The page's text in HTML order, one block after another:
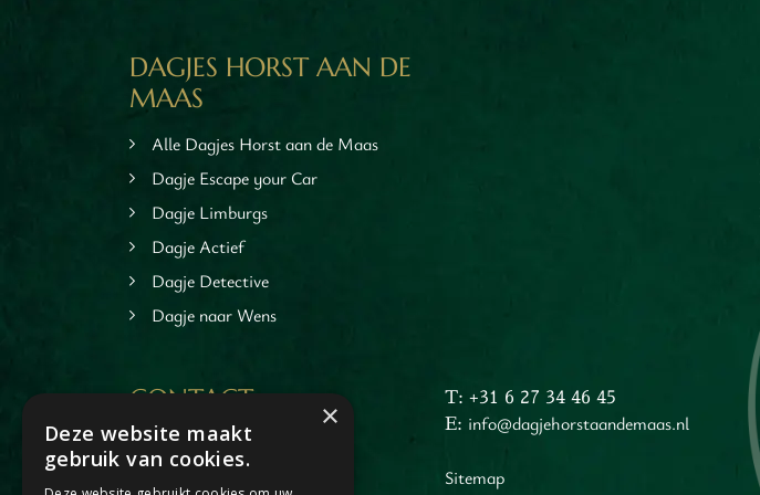
Tours
DAGJES HORST AAN DE
MAAS
Alle Dagjes Horst aan de Maas
Dagje Escape your Car
Dagje Limburgs
Dagje Actief
Dagje Detective
Dagje naar Wens
CONTACT
Dagje Horst aan de Maas
Jacob Merlostraat 1
T: +31 6 27 34 46 45
E: info@dagjehorstaandemaas.nl
Sitemap
×
Deze website maakt
gebruik van cookies.